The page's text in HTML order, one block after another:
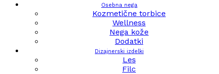
Osebna nega
Kozmetične torbice
Wellness
Nega kože
Dodatki
Dizajnerski izdelki
Les
Filc